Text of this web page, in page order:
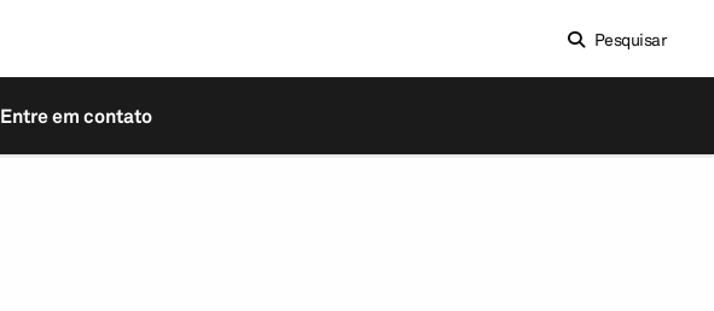
Pesquisar
Entre em contato